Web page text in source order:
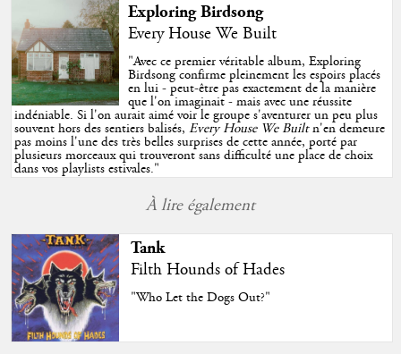
Exploring Birdsong
Every House We Built
"Avec ce premier véritable album, Exploring
Birdsong confirme pleinement les espoirs placés
en lui - peut-être pas exactement de la manière
que l'on imaginait - mais avec une réussite
indéniable. Si l'on aurait aimé voir le groupe s'aventurer un peu plus
souvent hors des sentiers balisés,Every House We Builtn'en demeure
pas moins l'une des très belles surprises de cette année, porté par
plusieurs morceaux qui trouveront sans difficulté une place de choix
dans vos playlists estivales."
À lire également
Tank
Filth Hounds of Hades
"Who Let the Dogs Out?"